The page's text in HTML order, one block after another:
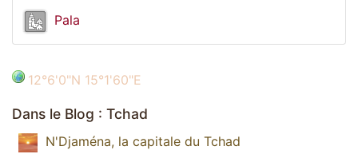
Pala
12°6'0"N 15°1'60"E
Dans le Blog : Tchad
N'Djaména, la capitale du Tchad